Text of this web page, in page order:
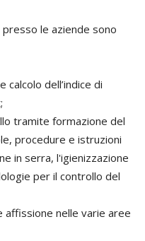
le aziende sono
calcolo dell’indice di
tramite formazione del
procedure e istruzioni
in serra, l'igienizzazione
per il controllo del
affissione nelle varie aree